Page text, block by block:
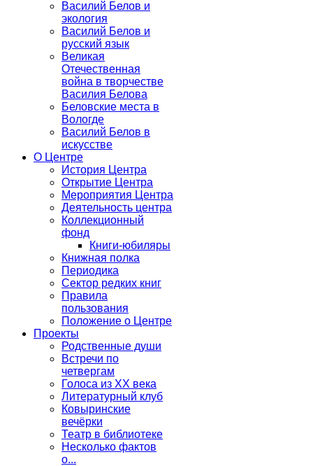
Василий Белов и
экология
Василий Белов и
русский язык
Великая
Отечественная
война в творчестве
Василия Белова
Беловские места в
Вологде
Василий Белов в
искусстве
О Центре
История Центра
Открытие Центра
Мероприятия Центра
Деятельность центра
Коллекционный
фонд
Книги-юбиляры
Книжная полка
Периодика
Сектор редких книг
Правила
пользования
Положение о Центре
Проекты
Родственные души
Встречи по
четвергам
Голоса из ХХ века
Литературный клуб
Ковыринские
вечёрки
Театр в библиотеке
Несколько фактов
о...